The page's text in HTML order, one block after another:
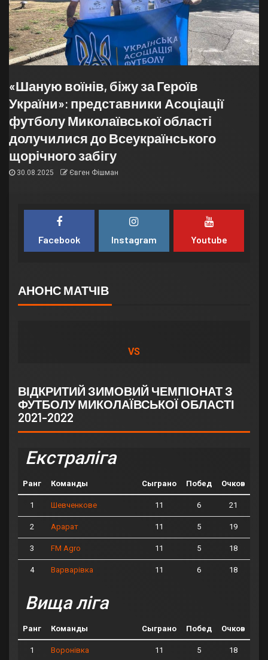
«Шаную воїнів, біжу за Героїв
України»: представники Асоціації
футболу Миколаївської області
долучилися до Всеукраїнського
щорічного забігу
30.08.2025 Євген Фішман
Facebook Instagram Youtube
АНОНС МАТЧІВ
VS
ВІДКРИТИЙ ЗИМОВИЙ ЧЕМПІОНАТ З
ФУТБОЛУ МИКОЛАЇВСЬКОЇ ОБЛАСТІ
2021-2022
Екстраліга
Ранг Команды Сыграно Побед Очков
1 Шевченкове 11 6 21
2 Арарат 11 5 19
3 FM Agro 11 5 18
4 Варварівка 11 6 18
Вища ліга
Ранг Команды Сыграно Побед Очков
1 Воронівка 11 5 18